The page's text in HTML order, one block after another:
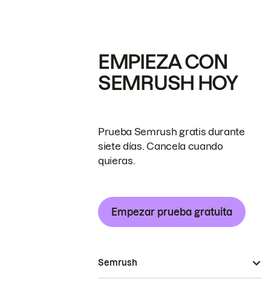
EMPIEZA CON
SEMRUSH HOY
Prueba Semrush gratis durante
siete días. Cancela cuando
quieras.
Empezar prueba gratuita
Semrush